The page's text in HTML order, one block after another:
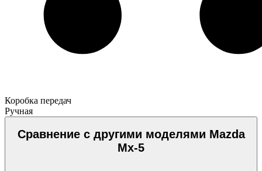
Коробка передач
Ручная
Сравнение с другими моделями Mazda
Mx-5